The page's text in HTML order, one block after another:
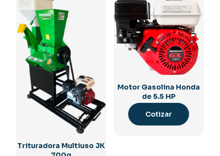
Trituradora Multiuso JK
Motor Gasolina Honda
de 5.5 HP
Cotizar